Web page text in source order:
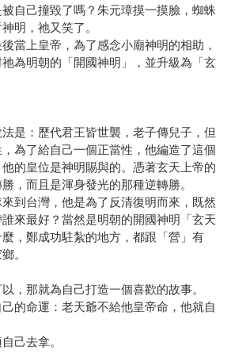
自己撞毀了嗎？朱元璋摸一摸臉，蜘蛛
明，祂又笑了。
當上皇帝，為了感念小廟神明的相助，
為明朝的「開國神明」，並升級為「玄
是：歷代君王皆世襲，老子傳兒子，但
為了給自己一個正當性，他編造了這個
的皇位是神明賜與的。憑著玄天上帝的
，而且是渾身發光的那種逆轉勝。
到台灣，他是為了反清復明而來，既然
來最好？當然是明朝的開國神明「玄天
麼，鄭成功駐紮的地方，都跟「營」有
。
，那就為自己打造一個喜歡的故事。
的命運：老天爺不給他皇帝命，他就自
己去拿。